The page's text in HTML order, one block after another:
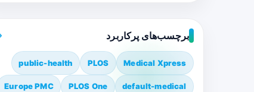
برچسب‌های پرکاربرد
Medical Xpress
PLOS
public-health
default-medical
PLOS One
Europe PMC